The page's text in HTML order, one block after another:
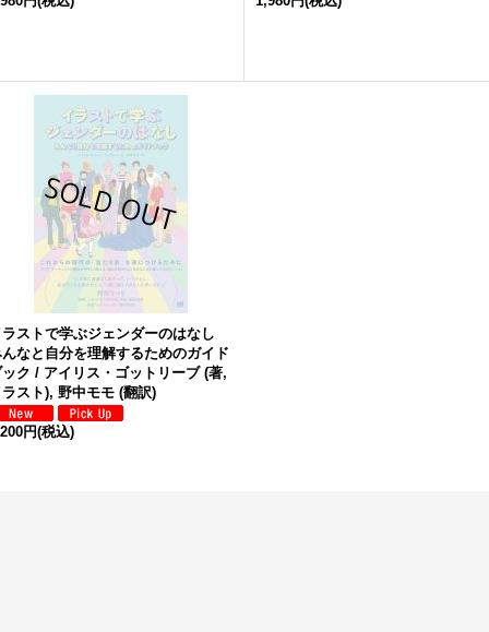
ストで学ぶジェンダーのはなし
なと自分を理解するためのガイド
ク / アイリス・ゴットリーブ (著,
スト), 野中モモ (翻訳)
円(税込)